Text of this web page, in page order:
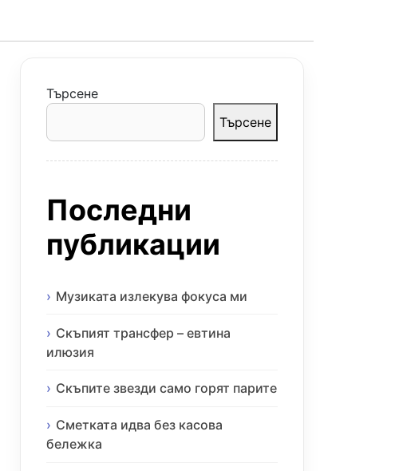
Търсене
Търсене
Последни
публикации
Музиката излекува фокуса ми
Скъпият трансфер – евтина
илюзия
Скъпите звезди само горят парите
Сметката идва без касова
бележка